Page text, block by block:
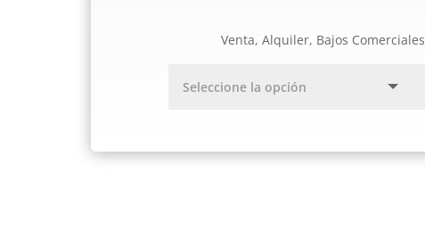
Venta, Alquiler, Bajos Comerciales